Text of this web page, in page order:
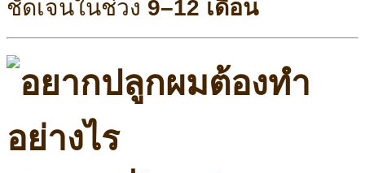
ชัดเจนในช่วง 9–12 เดือน